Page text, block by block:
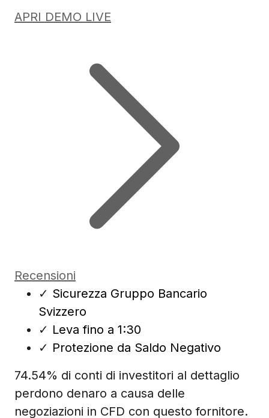
APRI DEMO LIVE
Recensioni
✓ Sicurezza Gruppo Bancario
Svizzero
✓ Leva fino a 1:30
✓ Protezione da Saldo Negativo
74.54% di conti di investitori al dettaglio
perdono denaro a causa delle
negoziazioni in CFD con questo fornitore.